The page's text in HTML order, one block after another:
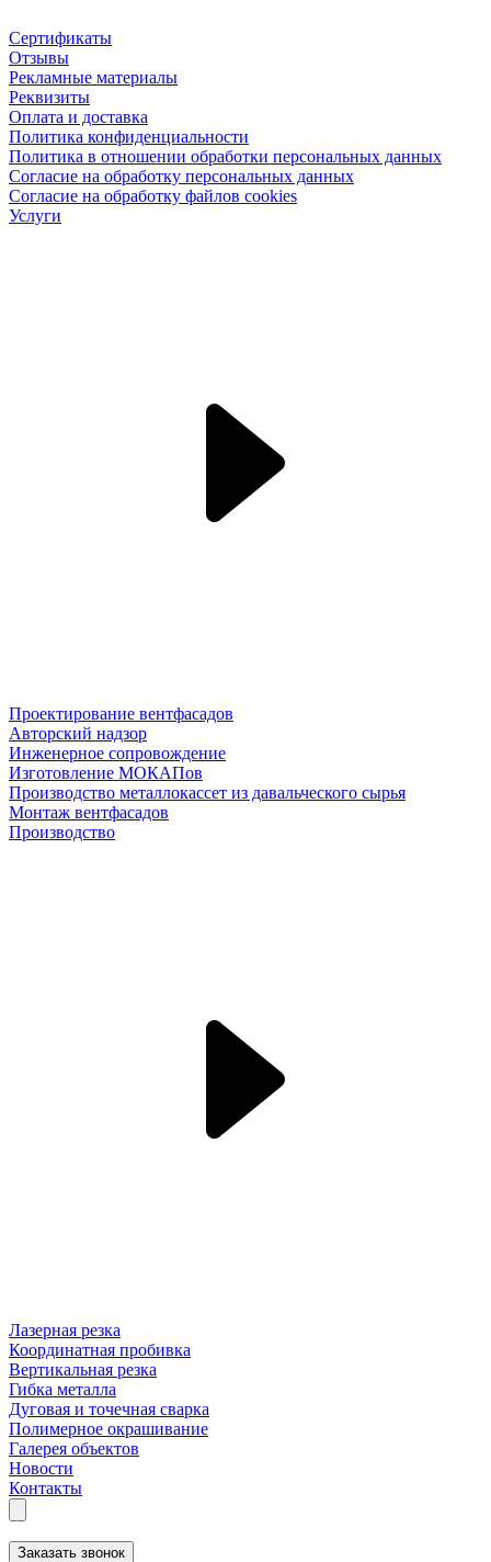
Сертификаты
Отзывы
Рекламные материалы
Реквизиты
Оплата и доставка
Политика конфиденциальности
Политика в отношении обработки персональных данных
Согласие на обработку персональных данных
Согласие на обработку файлов cookies
Услуги
Проектирование вентфасадов
Авторский надзор
Инженерное сопровождение
Изготовление МОКАПов
Производство металлокассет из давальческого сырья
Монтаж вентфасадов
Производство
Лазерная резка
Координатная пробивка
Вертикальная резка
Гибка металла
Дуговая и точечная сварка
Полимерное окрашивание
Галерея объектов
Новости
Контакты
Заказать звонок